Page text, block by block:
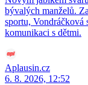
bývalých manželů.
sportu, Vondráčková
komunikaci s dětmi.
Aplausin.cz
6. 8. 2026, 12:52